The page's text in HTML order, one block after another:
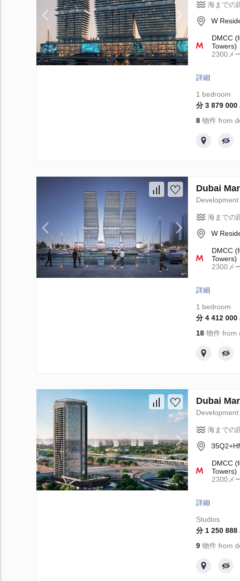
海までの
W
DMCC
Towers)
2300メ
詳細
1 bedroom
分 3 879 000
8物件 from
Dubai
Development
海までの
W
DMCC
Towers)
2300メ
詳細
1 bedroom
分 4 412 000
18物件 from
Dubai
Development
海までの
DMCC
Towers)
2300メ
詳細
Studios
分 1 250 888
9物件 from